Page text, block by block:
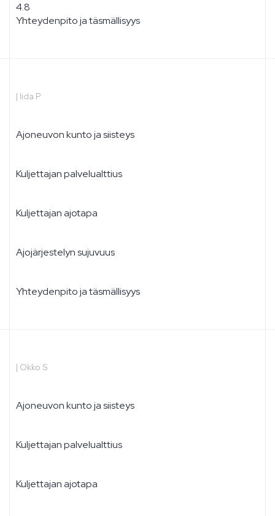
4.8
Yhteydenpito ja täsmällisyys
| Iida P
Ajoneuvon kunto ja siisteys
Kuljettajan palvelualttius
Kuljettajan ajotapa
Ajojärjestelyn sujuvuus
Yhteydenpito ja täsmällisyys
| Okko S
Ajoneuvon kunto ja siisteys
Kuljettajan palvelualttius
Kuljettajan ajotapa